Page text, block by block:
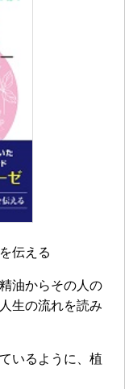
伝える
油からその人の
生の流れを読み
いるように、植